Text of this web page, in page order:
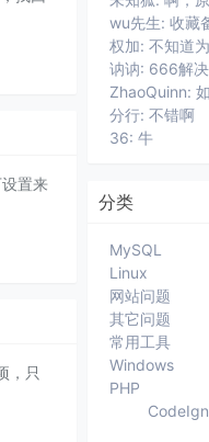
置来
，只
wu先生: 收藏
讷讷: 666解
分行: 不错啊
36: 牛
分类
MySQL
Linux
网站问题
其它问题
常用工具
Windows
PHP